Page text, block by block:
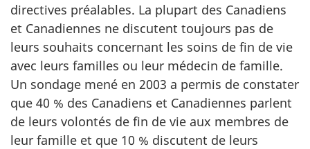
directives préalables. La plupart des Canadiens
et Canadiennes ne discutent toujours pas de
leurs souhaits concernant les soins de fin de vie
avec leurs familles ou leur médecin de famille.
Un sondage mené en 2003 a permis de constater
que 40 % des Canadiens et Canadiennes parlent
de leurs volontés de fin de vie aux membres de
leur famille et que 10 % discutent de leurs